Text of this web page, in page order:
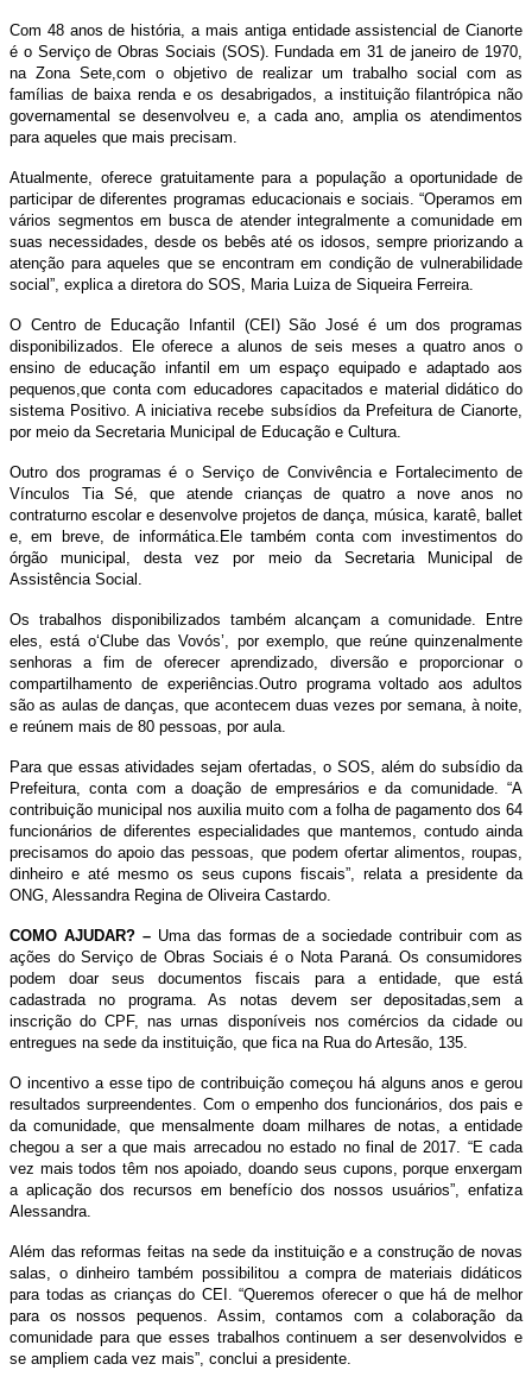
Com 48 anos de história, a mais antiga entidade assistencial de Cianorte
é o Serviço de Obras Sociais (SOS). Fundada em 31 de janeiro de 1970,
na Zona Sete,com o objetivo de realizar um trabalho social com as
famílias de baixa renda e os desabrigados, a instituição filantrópica não
governamental se desenvolveu e, a cada ano, amplia os atendimentos
para aqueles que mais precisam.
Atualmente, oferece gratuitamente para a população a oportunidade de
participar de diferentes programas educacionais e sociais. “Operamos em
vários segmentos em busca de atender integralmente a comunidade em
suas necessidades, desde os bebês até os idosos, sempre priorizando a
atenção para aqueles que se encontram em condição de vulnerabilidade
social”, explica a diretora do SOS, Maria Luiza de Siqueira Ferreira.
O Centro de Educação Infantil (CEI) São José é um dos programas
disponibilizados. Ele oferece a alunos de seis meses a quatro anos o
ensino de educação infantil em um espaço equipado e adaptado aos
pequenos,que conta com educadores capacitados e material didático do
sistema Positivo. A iniciativa recebe subsídios da Prefeitura de Cianorte,
por meio da Secretaria Municipal de Educação e Cultura.
Outro dos programas é o Serviço de Convivência e Fortalecimento de
Vínculos Tia Sé, que atende crianças de quatro a nove anos no
contraturno escolar e desenvolve projetos de dança, música, karatê, ballet
e, em breve, de informática.Ele também conta com investimentos do
órgão municipal, desta vez por meio da Secretaria Municipal de
Assistência Social.
Os trabalhos disponibilizados também alcançam a comunidade. Entre
eles, está o‘Clube das Vovós’, por exemplo, que reúne quinzenalmente
senhoras a fim de oferecer aprendizado, diversão e proporcionar o
compartilhamento de experiências.Outro programa voltado aos adultos
são as aulas de danças, que acontecem duas vezes por semana, à noite,
e reúnem mais de 80 pessoas, por aula.
Para que essas atividades sejam ofertadas, o SOS, além do subsídio da
Prefeitura, conta com a doação de empresários e da comunidade. “A
contribuição municipal nos auxilia muito com a folha de pagamento dos 64
funcionários de diferentes especialidades que mantemos, contudo ainda
precisamos do apoio das pessoas, que podem ofertar alimentos, roupas,
dinheiro e até mesmo os seus cupons fiscais”, relata a presidente da
ONG, Alessandra Regina de Oliveira Castardo.
COMO AJUDAR? – Uma das formas de a sociedade contribuir com as
ações do Serviço de Obras Sociais é o Nota Paraná. Os consumidores
podem doar seus documentos fiscais para a entidade, que está
cadastrada no programa. As notas devem ser depositadas,sem a
inscrição do CPF, nas urnas disponíveis nos comércios da cidade ou
entregues na sede da instituição, que fica na Rua do Artesão, 135.
O incentivo a esse tipo de contribuição começou há alguns anos e gerou
resultados surpreendentes. Com o empenho dos funcionários, dos pais e
da comunidade, que mensalmente doam milhares de notas, a entidade
chegou a ser a que mais arrecadou no estado no final de 2017. “E cada
vez mais todos têm nos apoiado, doando seus cupons, porque enxergam
a aplicação dos recursos em benefício dos nossos usuários”, enfatiza
Alessandra.
Além das reformas feitas na sede da instituição e a construção de novas
salas, o dinheiro também possibilitou a compra de materiais didáticos
para todas as crianças do CEI. “Queremos oferecer o que há de melhor
para os nossos pequenos. Assim, contamos com a colaboração da
comunidade para que esses trabalhos continuem a ser desenvolvidos e
se ampliem cada vez mais”, conclui a presidente.